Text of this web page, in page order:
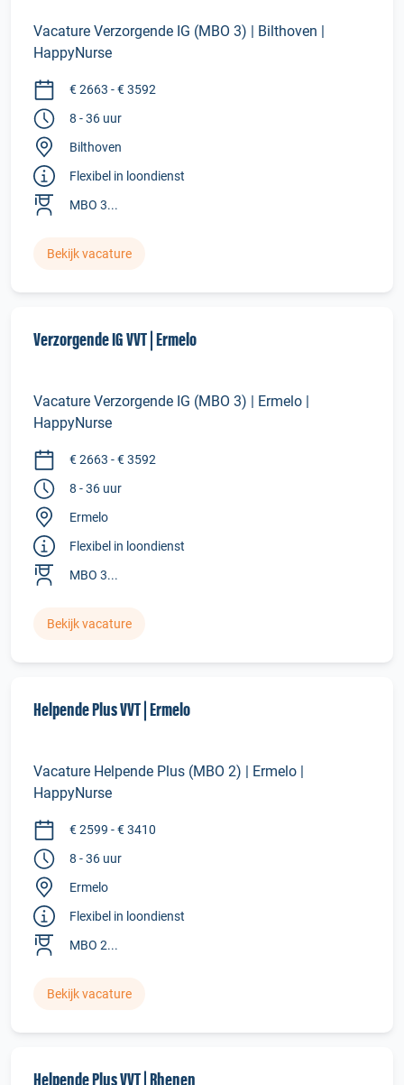
Vacature Verzorgende IG (MBO 3) | Bilthoven |
HappyNurse
€ 2663 - € 3592
8 - 36 uur
Bilthoven
Flexibel in loondienst
MBO 3...
Bekijk vacature
Verzorgende IG VVT | Ermelo
Vacature Verzorgende IG (MBO 3) | Ermelo |
HappyNurse
€ 2663 - € 3592
8 - 36 uur
Ermelo
Flexibel in loondienst
MBO 3...
Bekijk vacature
Helpende Plus VVT | Ermelo
Vacature Helpende Plus (MBO 2) | Ermelo |
HappyNurse
€ 2599 - € 3410
8 - 36 uur
Ermelo
Flexibel in loondienst
MBO 2...
Bekijk vacature
Helpende Plus VVT | Rhenen